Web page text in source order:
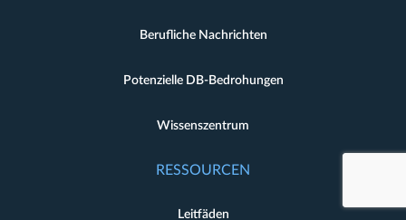
Berufliche Nachrichten
Potenzielle DB-Bedrohungen
Wissenszentrum
RESSOURCEN
Leitfäden